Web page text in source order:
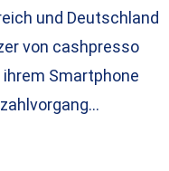
und Deutschland
von cashpresso
Smartphone